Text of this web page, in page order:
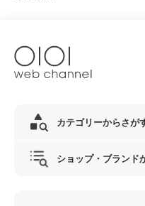
カテゴリーからさが
ショップ・ブランド